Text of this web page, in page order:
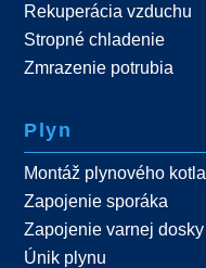
Rekuperácia vzduchu
Stropné chladenie
Zmrazenie potrubia
Plyn
Montáž plynového kotla
Zapojenie sporáka
Zapojenie varnej dosky
Únik plynu